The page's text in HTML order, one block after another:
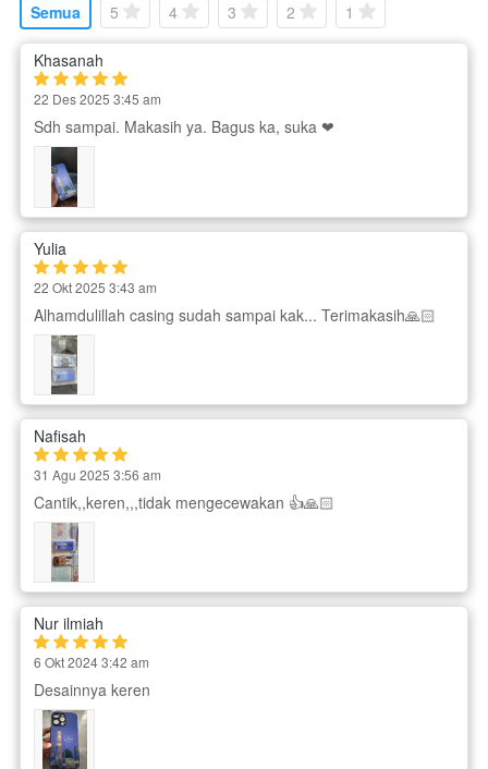
Semua 5 4 3 2 1
Khasanah
22 Des 2025 3:45 am
Sdh sampai. Makasih ya. Bagus ka, suka ❤
Yulia
22 Okt 2025 3:43 am
Alhamdulillah casing sudah sampai kak... Terimakasih🙏🏻
Nafisah
31 Agu 2025 3:56 am
Cantik,,keren,,,tidak mengecewakan 👍🙏🏻
Nur ilmiah
6 Okt 2024 3:42 am
Desainnya keren